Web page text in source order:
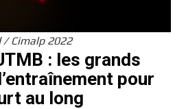
/ Cimalp 2022
: les grands
pour
au long